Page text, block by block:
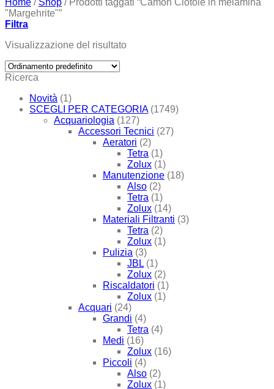
Home / Shop /Prodotti taggati “Camon Ciotole in melamina
"Margehrite"”
Filtra
Visualizzazione del risultato
Ricerca
Novità (1)
SCEGLI PER CATEGORIA (1749)
Acquariologia (127)
Accessori Tecnici (27)
Aeratori (2)
Tetra (1)
Zolux (1)
Manutenzione (18)
Also (2)
Tetra (1)
Zolux (14)
Materiali Filtranti (3)
Tetra (2)
Zolux (1)
Pulizia (3)
JBL (1)
Zolux (2)
Riscaldatori (1)
Zolux (1)
Acquari (24)
Grandi (4)
Tetra (4)
Medi (16)
Zolux (16)
Piccoli (4)
Also (2)
Zolux (1)